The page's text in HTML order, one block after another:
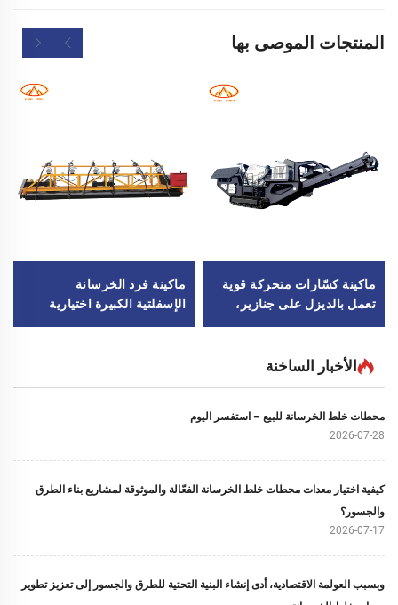
المنتجات الموصى بها
ماكينة كسّارات متحركة قوية
تعمل بالديزل على جنازير،
الصلبة
ماكينة فرد الخرسانة
الإسفلتية الكبيرة اختيارية
الأخبار الساخنة
محطات خلط الخرسانة للبيع – استفسر اليوم
2026-07-28
كيفية اختيار معدات محطات خلط الخرسانة الفعّالة والموثوقة لمشاريع بناء الطرق
والجسور؟
2026-07-17
وبسبب العولمة الاقتصادية، أدى إنشاء البنية التحتية للطرق والجسور إلى تعزيز تطوير